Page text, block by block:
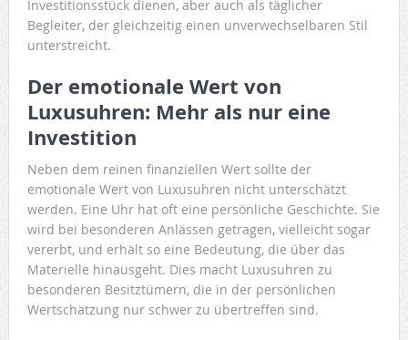
Investitionsstück dienen, aber auch als täglicher
Begleiter, der gleichzeitig einen unverwechselbaren Stil
unterstreicht.
Der emotionale Wert von
Luxusuhren: Mehr als nur eine
Investition
Neben dem reinen finanziellen Wert sollte der
emotionale Wert von Luxusuhren nicht unterschätzt
werden. Eine Uhr hat oft eine persönliche Geschichte. Sie
wird bei besonderen Anlässen getragen, vielleicht sogar
vererbt, und erhält so eine Bedeutung, die über das
Materielle hinausgeht. Dies macht Luxusuhren zu
besonderen Besitztümern, die in der persönlichen
Wertschätzung nur schwer zu übertreffen sind.